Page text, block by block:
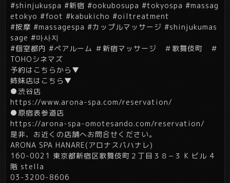
#shinjukuspa #新宿 #ookubosupa #tokyospa #massag
etokyo #foot #kabukicho #oiltreatment
#按摩 #massagespa #カップルマッサージ #shinjukumas
sage #마사지
#個室都内 #ペアルーム ＃新宿マッサージ ＃歌舞伎町 ＃
TOHOシネマズ
予約はこちらから▼
姉妹店はこちら▼
●渋谷店
https://www.arona-spa.com/reservation/
●原宿表参道店
https://arona-spa-omotesando.com/reservation/
是非、お近くの店舗へお問合せください。
ARONA SPA HANARE(アロナスパハナレ)
160-0021 東京都新宿区歌舞伎町２丁目３８−３ K ビル 4
階 stella
03-3200-8606